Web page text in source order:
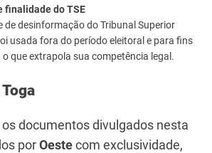
finalidade do TSE
de desinformação do Tribunal Superior
usada fora do período eleitoral e para fins
o que extrapola sua competência legal.
documentos divulgados nesta
porOestecom exclusividade,